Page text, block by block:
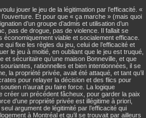
jouer le jeu de la légitimation par l’efficacité. «
Et pour que « ça marche » (mais quoi
d’un groupe d’admis et utilisation d’un
pas de drogue, pas de violence. Il fallait se
viable et socialement efficace.
fixe les règles du jeu, celui de l’efficacité et
le jeu à moitié, en oubliant que le jeu est truqué,
et sécuritaire qu’une maison Bonneville, et que
rationnelles et bien intentionnées, il se
la propriété privée, avait été attaqué, et tant qu’il
pour relayer la décision et des flics pour
n’aurait pu faire force. La logique
créer un précédent fâcheux, pour garder la paix
d’une propriété privée est illégitime à priori,
argument de légitimité par l’efficacité qui
à Montréal et qu’il se trouvait par ailleurs